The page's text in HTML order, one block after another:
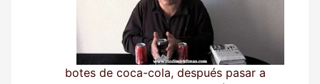
botes de coca-cola, después pasar a